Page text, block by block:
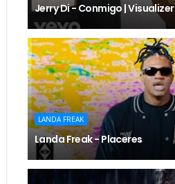
Jerry Di - Conmigo | Visualizer
LANDA FREAK
Landa Freak - Placeres